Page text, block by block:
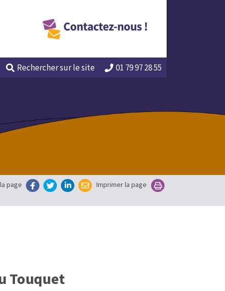
Recherchersur le site 01 79 97 28 55
page Imprimer la page
Touquet